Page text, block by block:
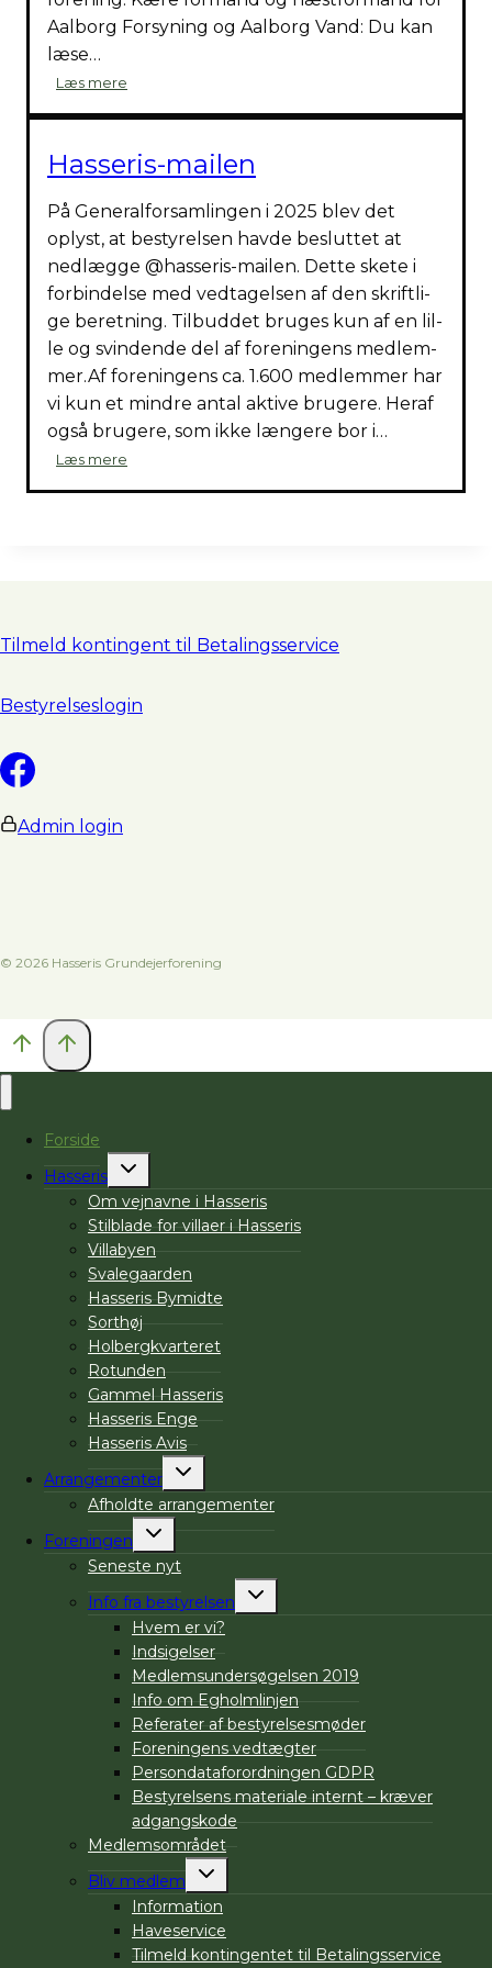
Aal­borg For­sy­ning og Aal­borg Vand: Du kan
læse…
Læs mere
van­
se­
ris
Hasseris-mailen
På Gene­ral­for­sam­lin­gen i 2025 blev det
oplyst, at besty­rel­sen hav­de beslut­tet at
ned­læg­ge @hasseris-mailen. Det­te ske­te i
for­bin­del­se med ved­ta­gel­sen af den skrift­li­
ge beret­ning. Til­bud­det bru­ges kun af en lil­
le og svin­den­de del af for­e­nin­gens med­lem­
mer.Af for­e­nin­gens ca. 1.600 med­lem­mer har
vi kun et min­dre antal akti­ve bru­ge­re. Her­af
også bru­ge­re, som ikke læn­ge­re bor i…
Læs mere
ris-
Tilmeld kontingent til Betalingsservice
Bestyrelseslogin
Admin login
© 2026 Hasseris Grundejerforening
Forside
Hasseris
Skift
Om vejnavne i Hasseris
Stilblade for villaer i Hasseris
Villabyen
Svalegaarden
Hasseris Bymidte
Sorthøj
Holbergkvarteret
Rotunden
Gammel Hasseris
Hasseris Enge
Hasseris Avis
Arrangementer
Skift
Afholdte arrangementer
Foreningen
Skift
Seneste nyt
Info fra bestyrelsen
Skift
Hvem er vi?
Indsigelser
Medlemsundersøgelsen 2019
Info om Egholmlinjen
Referater af bestyrelsesmøder
Foreningens vedtægter
Persondataforordningen GDPR
Bestyrelsens materiale internt – kræver
adgangskode
Medlemsområdet
Bliv medlem
Skift
Information
Haveservice
Tilmeld kontingentet til Betalingsservice